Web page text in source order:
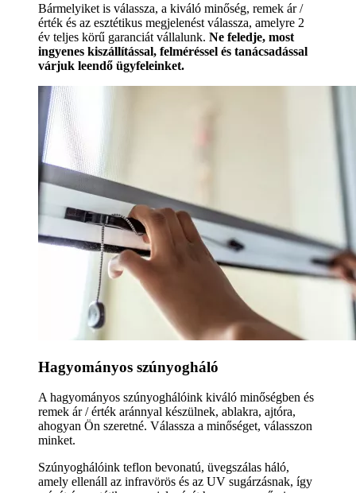
Bármelyiket is válassza, a kiváló minőség, remek ár /
érték és az esztétikus megjelenést válassza, amelyre 2
év teljes körű garanciát vállalunk. Ne feledje, most
ingyenes kiszállítással, felméréssel és tanácsadással
várjuk leendő ügyfeleinket.
Hagyományos szúnyogháló
A hagyományos szúnyoghálóink kiváló minőségben és
remek ár / érték aránnyal készülnek, ablakra, ajtóra,
ahogyan Ön szeretné. Válassza a minőséget, válasszon
minket.
Szúnyoghálóink teflon bevonatú, üvegszálas háló,
amely ellenáll az infravörös és az UV sugárzásnak, így